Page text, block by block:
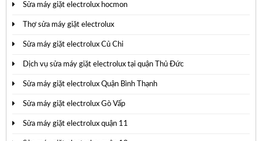
Sửa máy giặt electrolux hocmon
Thợ sửa máy giặt electrolux
Sửa máy giặt electrolux Củ Chi
Dịch vụ sửa máy giặt electrolux tại quận Thủ Đức
Sửa máy giặt electrolux Quận Bình Thạnh
Sửa máy giặt electrolux Gò Vấp
Sửa máy giặt electrolux quận 11